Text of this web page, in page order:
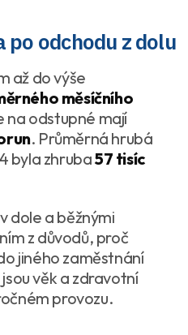
odchodu z dolu
až do výše
měsíčního
na odstupné mají
. Průměrná hrubá
byla zhruba57 tisíc
dole a běžnými
z důvodů, proč
jiného zaměstnání
věk a zdravotní
provozu.